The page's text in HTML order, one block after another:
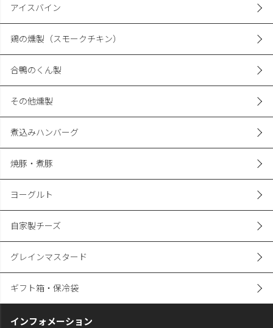
アイスバイン
鶏の燻製（スモークチキン）
合鴨のくん製
その他燻製
煮込みハンバーグ
焼豚・煮豚
ヨーグルト
自家製チーズ
グレインマスタード
ギフト箱・保冷袋
インフォメーション